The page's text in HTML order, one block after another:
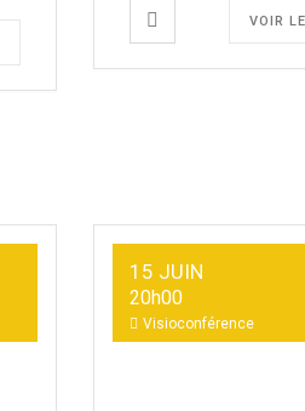
VOIR
15 JUIN
20h00
Visioconférence